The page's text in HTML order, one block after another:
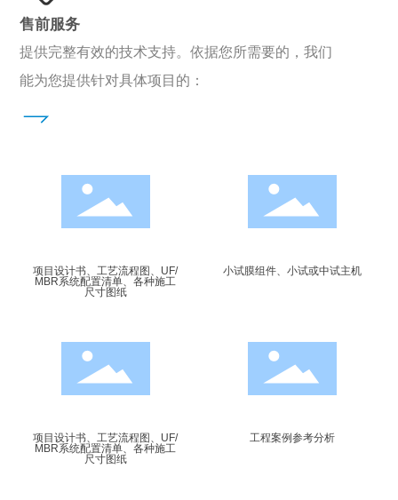
售前服务
提供完整有效的技术支持。依据您所需要的，我们
能为您提供针对具体项目的：
01
项目设计书、工艺流程图、UF/
MBR系统配置清单、各种施工
尺寸图纸
02
小试膜组件、小试或中试主机
03
项目设计书、工艺流程图、UF/
MBR系统配置清单、各种施工
尺寸图纸
04
工程案例参考分析